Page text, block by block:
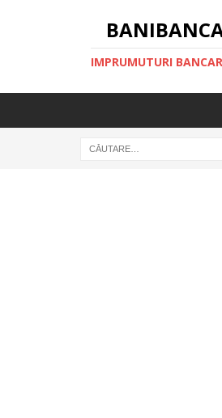
IMPRUMUTURI